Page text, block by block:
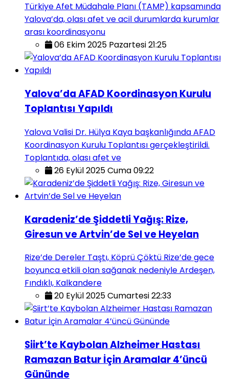
Türkiye Afet Müdahale Planı (TAMP) kapsamında
Yalova’da, olası afet ve acil durumlarda kurumlar
arası koordinasyonu
06 Ekim 2025 Pazartesi 21:25
Yalova’da AFAD Koordinasyon Kurulu
Toplantısı Yapıldı
Yalova Valisi Dr. Hülya Kaya başkanlığında AFAD
Koordinasyon Kurulu Toplantısı gerçekleştirildi.
Toplantıda, olası afet ve
26 Eylül 2025 Cuma 09:22
Karadeniz’de Şiddetli Yağış: Rize,
Giresun ve Artvin’de Sel ve Heyelan
Rize’de Dereler Taştı, Köprü Çöktü Rize’de gece
boyunca etkili olan sağanak nedeniyle Ardeşen,
Fındıklı, Kalkandere
20 Eylül 2025 Cumartesi 22:33
Siirt’te Kaybolan Alzheimer Hastası
Ramazan Batur İçin Aramalar 4’üncü
Gününde